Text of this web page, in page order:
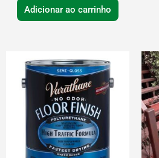
Adicionar ao carrinho